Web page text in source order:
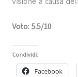
Voto: 5.5/10
Condividi:
Facebook